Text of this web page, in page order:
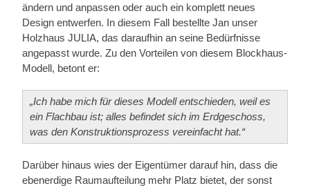
ändern und anpassen oder auch ein komplett neues
Design entwerfen. In diesem Fall bestellte Jan unser
Holzhaus JULIA, das daraufhin an seine Bedürfnisse
angepasst wurde. Zu den Vorteilen von diesem Blockhaus-
Modell, betont er:
„Ich habe mich für dieses Modell entschieden, weil es
ein Flachbau ist; alles befindet sich im Erdgeschoss,
was den Konstruktionsprozess vereinfacht hat.“
Darüber hinaus wies der Eigentümer darauf hin, dass die
ebenerdige Raumaufteilung mehr Platz bietet, der sonst